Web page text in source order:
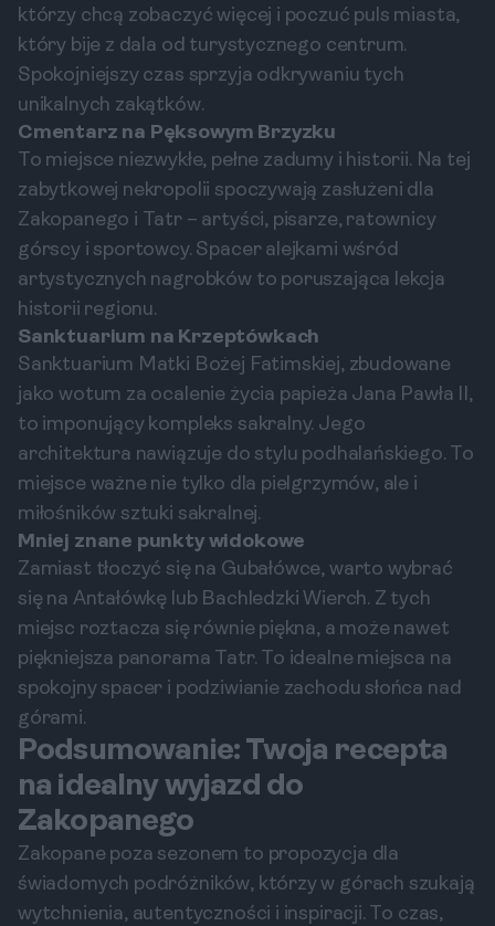
którzy chcą zobaczyć więcej i poczuć puls miasta,
który bije z dala od turystycznego centrum.
Spokojniejszy czas sprzyja odkrywaniu tych
unikalnych zakątków.
Cmentarz na Pęksowym Brzyzku
To miejsce niezwykłe, pełne zadumy i historii. Na tej
zabytkowej nekropolii spoczywają zasłużeni dla
Zakopanego i Tatr – artyści, pisarze, ratownicy
górscy i sportowcy. Spacer alejkami wśród
artystycznych nagrobków to poruszająca lekcja
historii regionu.
Sanktuarium na Krzeptówkach
Sanktuarium Matki Bożej Fatimskiej, zbudowane
jako wotum za ocalenie życia papieża Jana Pawła II,
to imponujący kompleks sakralny. Jego
architektura nawiązuje do stylu podhalańskiego. To
miejsce ważne nie tylko dla pielgrzymów, ale i
miłośników sztuki sakralnej.
Mniej znane punkty widokowe
Zamiast tłoczyć się na Gubałówce, warto wybrać
się na Antałówkę lub Bachledzki Wierch. Z tych
miejsc roztacza się równie piękna, a może nawet
piękniejsza panorama Tatr. To idealne miejsca na
spokojny spacer i podziwianie zachodu słońca nad
górami.
Podsumowanie: Twoja recepta
na idealny wyjazd do
Zakopanego
Zakopane poza sezonem to propozycja dla
świadomych podróżników, którzy w górach szukają
wytchnienia, autentyczności i inspiracji. To czas,